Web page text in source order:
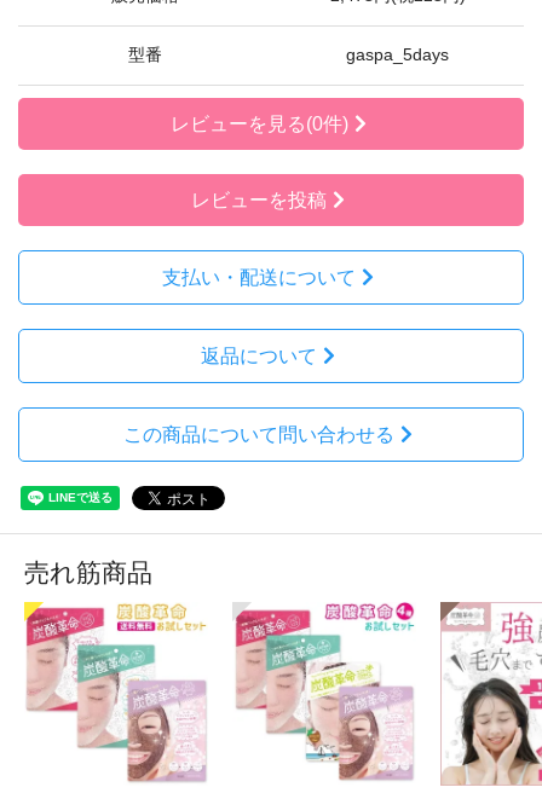
型番 gaspa_5days
レビューを見る(0件)
レビューを投稿
支払い・配送について
返品について
この商品について問い合わせる
売れ筋商品